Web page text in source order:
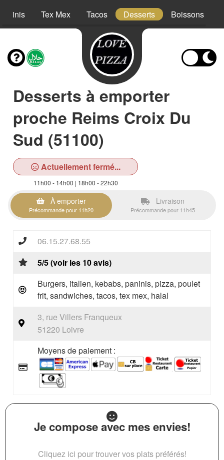
Tex Mex Tacos Desserts Boissons
Desserts à emporter
proche Reims Croix Du
Sud (51100)
Actuellement fermé...
11h00 - 14h00 | 18h00 - 22h30
À emporter
Précommande pour 11h20
Livraison
Précommande pour 11h45
06.15.27.68.55
5/5 (voir les 10 avis)
Burgers, italien, kebabs, paninis, pizza, poulet
frit, sandwiches, tacos, tex mex, halal
3, rue Villers Franqueux
51220 Loivre
Moyens de paiement :
Je compose avec mes envies!
Cliquez ici pour trouver vos plats préférés!